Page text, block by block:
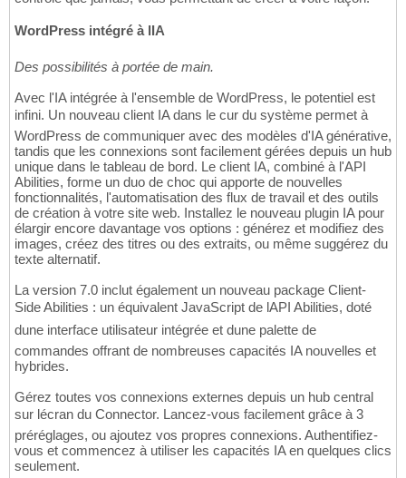
WordPress intégré à lIA
Des possibilités à portée de main.
Avec l'IA intégrée à l'ensemble de WordPress, le potentiel est
infini. Un nouveau client IA dans le cur du système permet à
WordPress de communiquer avec des modèles d'IA générative,
tandis que les connexions sont facilement gérées depuis un hub
unique dans le tableau de bord. Le client IA, combiné à l'API
Abilities, forme un duo de choc qui apporte de nouvelles
fonctionnalités, l'automatisation des flux de travail et des outils
de création à votre site web. Installez le nouveau plugin IA pour
élargir encore davantage vos options : générez et modifiez des
images, créez des titres ou des extraits, ou même suggérez du
texte alternatif.
La version 7.0 inclut également un nouveau package Client-
Side Abilities : un équivalent JavaScript de lAPI Abilities, doté
dune interface utilisateur intégrée et dune palette de
commandes offrant de nombreuses capacités IA nouvelles et
hybrides.
Gérez toutes vos connexions externes depuis un hub central
sur lécran du Connector. Lancez-vous facilement grâce à 3
préréglages, ou ajoutez vos propres connexions. Authentifiez-
vous et commencez à utiliser les capacités IA en quelques clics
seulement.